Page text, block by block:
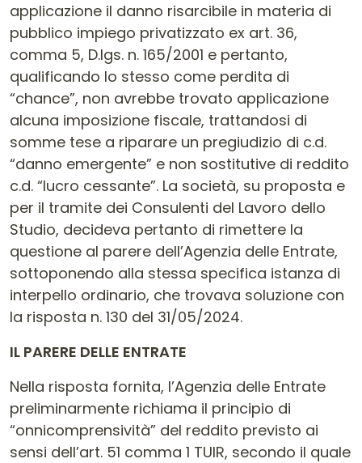
applicazione il danno risarcibile in materia di
pubblico impiego privatizzato ex art. 36,
comma 5, D.lgs. n. 165/2001 e pertanto,
qualificando lo stesso come perdita di
“chance”, non avrebbe trovato applicazione
alcuna imposizione fiscale, trattandosi di
somme tese a riparare un pregiudizio di c.d.
“danno emergente” e non sostitutive di reddito
c.d. “lucro cessante”. La società, su proposta e
per il tramite dei Consulenti del Lavoro dello
Studio, decideva pertanto di rimettere la
questione al parere dell’Agenzia delle Entrate,
sottoponendo alla stessa specifica istanza di
interpello ordinario, che trovava soluzione con
la risposta n. 130 del 31/05/2024.
IL PARERE DELLE ENTRATE
Nella risposta fornita, l’Agenzia delle Entrate
preliminarmente richiama il principio di
“onnicomprensività” del reddito previsto ai
sensi dell’art. 51 comma 1 TUIR, secondo il quale